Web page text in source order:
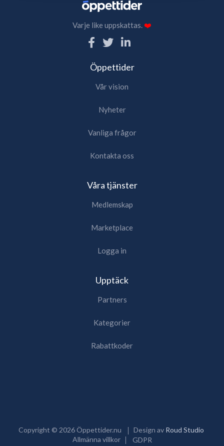
Varje like uppskattas.❤️
Öppettider
Vår vision
Nyheter
Vanliga frågor
Kontakta oss
Våra tjänster
Medlemskap
Marketplace
Logga in
Upptäck
Partners
Kategorier
Rabattkoder
Copyright © 2026Öppettider.nu Design av Roud Studio
Allmänna villkor
GDPR